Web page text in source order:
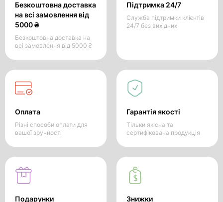
Безкоштовна доставка
на всі замовлення від
5000 ₴
Безкоштовна доставка на
всі замовлення від 5000 ₴
Підтримка 24/7
Служба підтримки клієнтів
24/7 без вихідних
Оплата
Різні способи оплати для
вашої зручності
Гарантія якості
Тільки якісна та
сертифікована продукція
Подарунки Знижки